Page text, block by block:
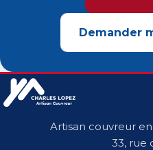
Demander
Artisan couvreur
33, rue